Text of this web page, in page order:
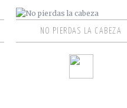
NO PIERDAS LA CABEZA